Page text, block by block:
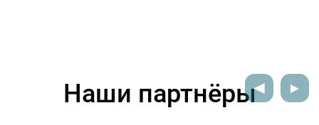
Наши партнёры